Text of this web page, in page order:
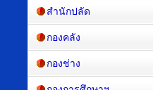
สำนักปลัด
กองคลัง
กองช่าง